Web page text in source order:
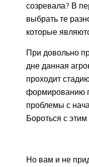
созревала? В
выбрать те
которые
При довольно
дне данная
проходит
формированию
проблемы с
Бороться с этим
Но вам и не